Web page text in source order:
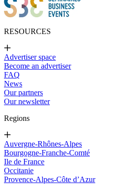
RESOURCES
Advertiser space
Become an advertiser
FAQ
News
Our partners
Our newsletter
Regions
Auvergne-Rhônes-Alpes
Bourgogne-Franche-Comté
Ile de France
Occitanie
Provence-Alpes-Côte d’Azur